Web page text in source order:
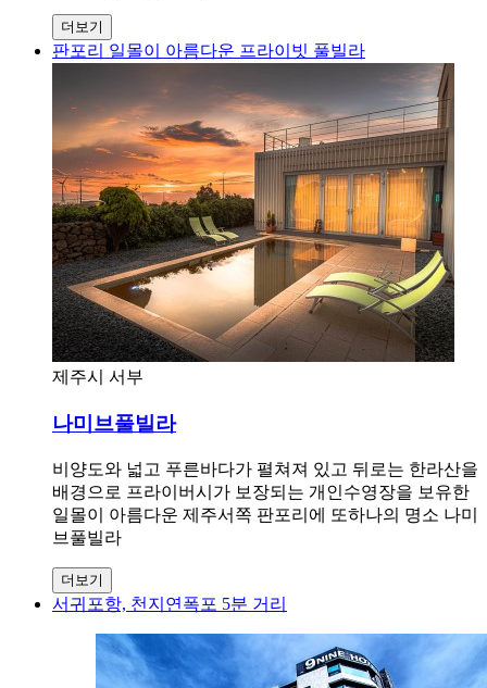
더보기
판포리 일몰이 아름다운 프라이빗 풀빌라
제주시 서부
나미브풀빌라
비양도와 넓고 푸른바다가 펼쳐져 있고 뒤로는 한라산을
배경으로 프라이버시가 보장되는 개인수영장을 보유한
일몰이 아름다운 제주서쪽 판포리에 또하나의 명소 나미
브풀빌라
더보기
서귀포항, 천지연폭포 5분 거리